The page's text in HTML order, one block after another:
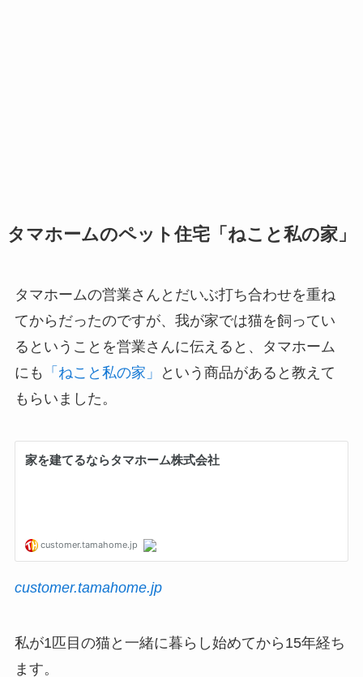
タマホームのペット住宅「ねこと私の家」
タマホームの営業さんとだいぶ打ち合わせを重ね
てからだったのですが、我が家では猫を飼ってい
るということを営業さんに伝えると、タマホーム
にも
「ねこと私の家」
という商品があると教えて
もらいました。
customer.tamahome.jp
私が1匹目の猫と一緒に暮らし始めてから15年経ち
ます。